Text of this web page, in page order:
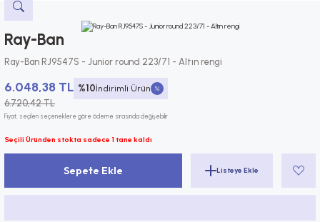
Ray-Ban
Ray-Ban RJ9547S - Junior round 223/71 - Altın rengi
6.048,38 TL
6.720,42 TL
%10İndirimli Ürün
Fiyat, seçilen seçeneklere göre ödeme sırasında değişebilir
Seçili Üründen stokta sadece 1 tane kaldı
Sepete Ekle